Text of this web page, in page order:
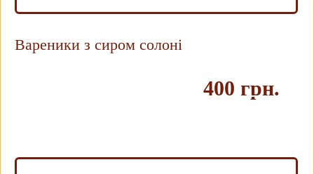
Вареники з сиром солоні
400 грн.